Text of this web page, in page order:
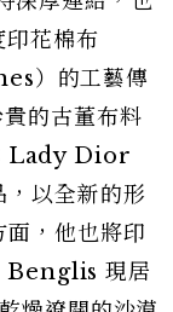
花棉布
）的工藝傳
的古董布料
Lady Dior
以全新的形
面，他也將印
Benglis 現居